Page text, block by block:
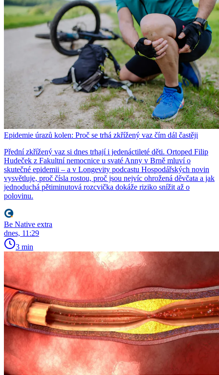
Epidemie úrazů kolen: Proč se trhá zkřížený vaz čím dál častěji
Přední zkřížený vaz si dnes trhají i jedenáctileté děti. Ortoped Filip
Hudeček z Fakultní nemocnice u svaté Anny v Brně mluví o
skutečné epidemii – a v Longevity podcastu Hospodářských novin
vysvětluje, proč čísla rostou, proč jsou nejvíc ohrožená děvčata a jak
jednoduchá pětiminutová rozcvička dokáže riziko snížit až o
polovinu.
Be Native extra
dnes, 11:29
3 min